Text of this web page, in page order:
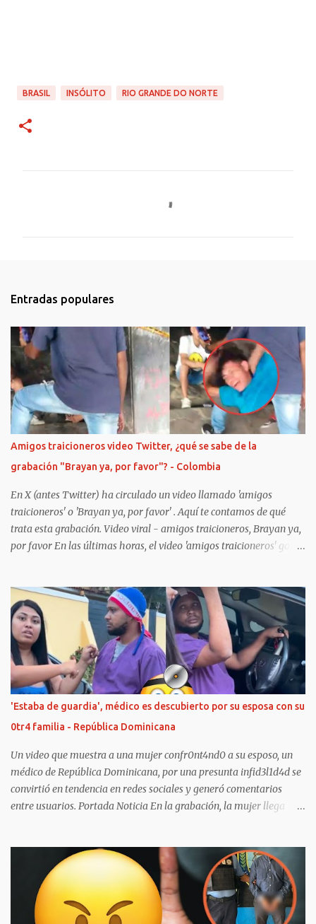
BRASIL INSÓLITO RIO GRANDE DO NORTE
t
r
i
o
s
Entradas populares
Amigos traicioneros video Twitter, ¿qué se sabe de la
grabación "Brayan ya, por favor"? - Colombia
En X (antes Twitter) ha circulado un video llamado 'amigos
traicioneros' o 'Brayan ya, por favor' . Aquí te contamos de qué
trata esta grabación. Video viral - amigos traicioneros, Brayan ya,
por favor En las últimas horas, el video 'amigos traicioneros' gore
social china, diversos cibernautas han compartido grabaciones
referente al caso, mismo que corresponde al asesinato de Andrés
Alberto Sosa Perdomo, joven nacido en Venezuela de entre 20 a 22
años. Según teorías en internet, fueron los mismos amigos de
Andrés quienes le quitaron la vida luego de más de 50 apuñaladas
alrededor de todo su cuerpo. El anterior hecho se registró el
pasado Domingo 21 de Enero debajo del puente Eustorgio
Colmenares Baptista, en Cúcuta, Colombia, donde el joven
Venezolano habitaba. No obstante, dicha teoría todavía no ha sido
confirmada por las auto...
'Estaba de guardia', médico es descubierto por su esposa con su
0tr4 familia - República Dominicana
Un video que muestra a una mujer confr0nt4nd0 a su esposo, un
médico de República Dominicana, por una presunta infid3l1d4d se
convirtió en tendencia en redes sociales y generó comentarios
entre usuarios. Portada Noticia En la grabación, la mujer llega
había dicho previamente. Según el relato de la esposa, decidió
seguir el rastro del vehículo mediante el GPS y llegó hasta el lugar
donde presuntamente encontró al médico con 0tr4 persona.
“Como él me dijo a mí que estaba de guardia en el hospital, resulta